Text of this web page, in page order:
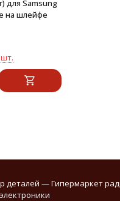
для Samsung
на шлейфе
деталей — Гипермаркет